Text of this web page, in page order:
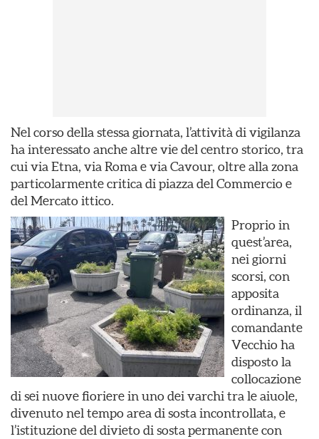
Nel corso della stessa giornata, l’attività di vigilanza
ha interessato anche altre vie del centro storico, tra
cui via Etna, via Roma e via Cavour, oltre alla zona
particolarmente critica di piazza del Commercio e
del Mercato ittico.
Proprio in
quest’area,
nei giorni
scorsi, con
apposita
ordinanza, il
comandante
Vecchio ha
disposto la
collocazione
di sei nuove fioriere in uno dei varchi tra le aiuole,
divenuto nel tempo area di sosta incontrollata, e
l’istituzione del divieto di sosta permanente con